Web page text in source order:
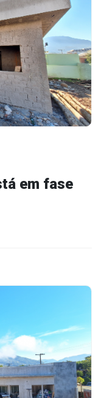
em fase